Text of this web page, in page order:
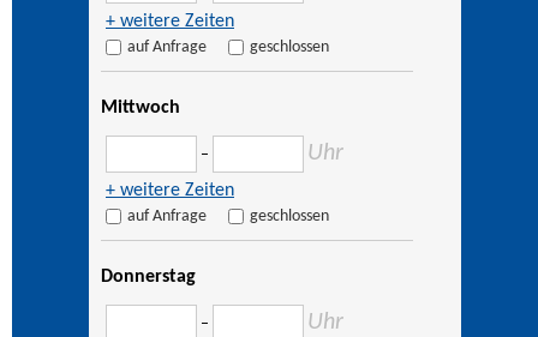
+ weitere Zeiten
auf Anfrage geschlossen
Mittwoch
– Uhr
+ weitere Zeiten
auf Anfrage geschlossen
Donnerstag
– Uhr